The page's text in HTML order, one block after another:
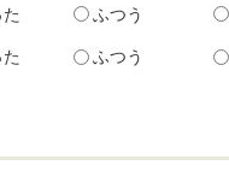
ふつう
ふつう